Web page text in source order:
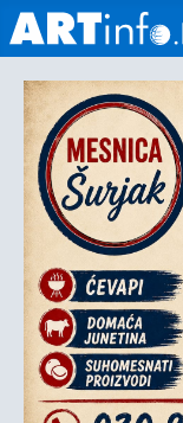
Početna
Vijesti
Sport
Kultura
Crna
kronika